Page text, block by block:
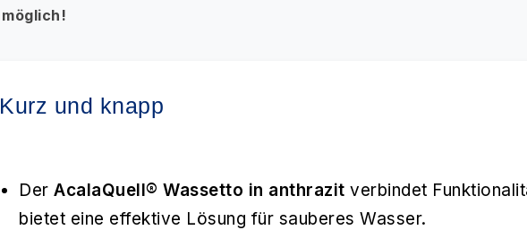
möglich!
Kurz und knapp
Der AcalaQuell® Wassetto in anthrazit verbindet
bietet eine effektive Lösung für sauberes Wasser.